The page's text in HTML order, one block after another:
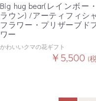
Big hug bear(レインボー
ラウン) /アーティフィシ
フラワー・プリザーブド
ワー
かわいいクマの花ギフト
￥5,500 (